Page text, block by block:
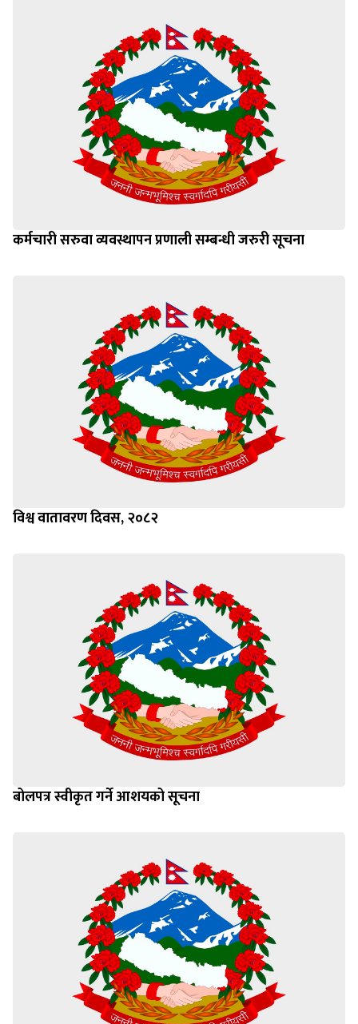
कर्मचारी सरुवा व्यवस्थापन प्रणाली सम्बन्धी जरुरी सूचना
विश्व वातावरण दिवस, २०८२
बोलपत्र स्वीकृत गर्ने आशयको सूचना